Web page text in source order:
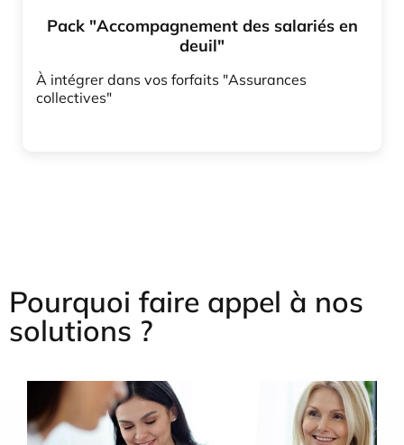
Pack "Accompagnement des salariés en
deuil"
À intégrer dans vos forfaits "Assurances
collectives"
Pourquoi faire appel à nos
solutions ?